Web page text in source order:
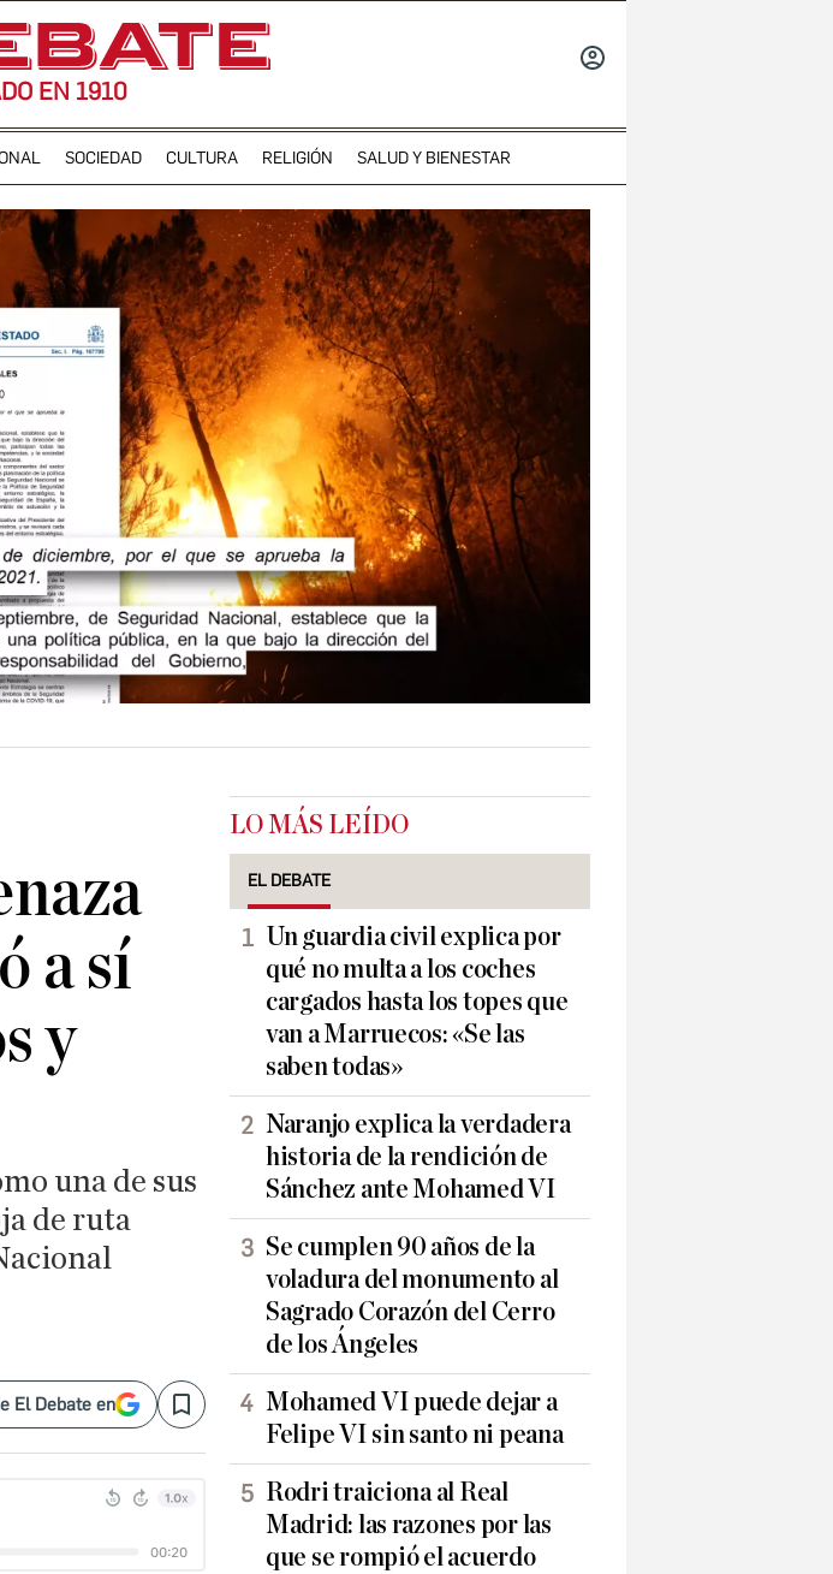
EN 1910
SOCIEDAD CULTURA RELIGIÓN SALUD Y BIENESTAR
a sí
y
una de sus
de ruta
El Debate en Save
LO MÁS LEÍDO
EL DEBATE
Un guardia civil explica por
qué no multa a los coches
cargados hasta los topes que
van a Marruecos: «Se las
saben todas»
Naranjo explica la verdadera
historia de la rendición de
Sánchez ante Mohamed VI
Se cumplen 90 años de la
voladura del monumento al
Sagrado Corazón del Cerro
de los Ángeles
Mohamed VI puede dejar a
Felipe VI sin santo ni peana
Rodri traiciona al Real
Madrid: las razones por las
que se rompió el acuerdo